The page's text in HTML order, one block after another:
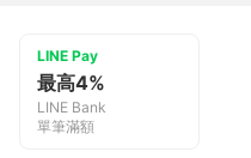
LINE Pay
最高4%
LINE Bank
單筆滿額